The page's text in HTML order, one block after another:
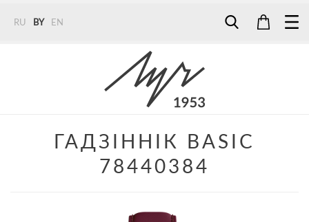
RU BY EN
+375 (29) 272 51 56
ГАДЗІННІК BASIC
78440384